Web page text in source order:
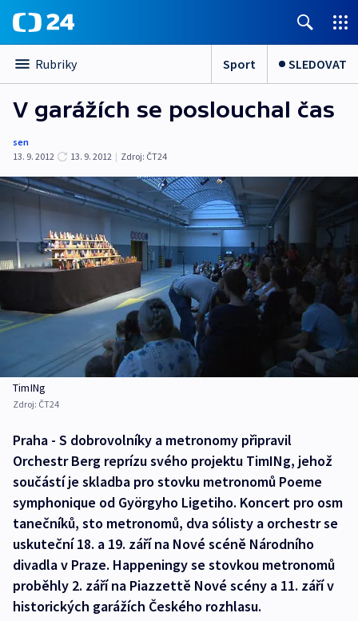
Rubriky Sport SLEDOVAT
V garážích se poslouchal čas
sen
13. 9. 2012
13. 9. 2012 | Zdroj: ČT24
TimINg
Zdroj: ČT24
Praha - S dobrovolníky a metronomy připravil
Orchestr Berg reprízu svého projektu TimINg, jehož
součástí je skladba pro stovku metronomů Poeme
symphonique od Györgyho Ligetiho. Koncert pro osm
tanečníků, sto metronomů, dva sólisty a orchestr se
uskuteční 18. a 19. září na Nové scéně Národního
divadla v Praze. Happeningy se stovkou metronomů
proběhly 2. září na Piazzettě Nové scény a 11. září v
historických garážích Českého rozhlasu.